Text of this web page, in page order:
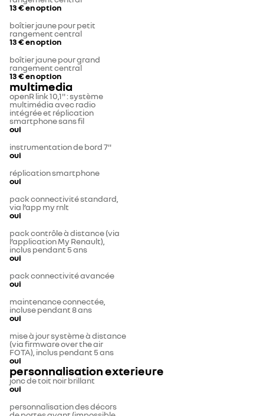
13 €en option
boîtier jaune pour petit
rangement central
13 €en option
boîtier jaune pour grand
rangement central
13 €en option
multimedia
openR link 10,1'' : système
multimédia avec radio
intégrée et réplication
smartphone sans fil
oui
instrumentation de bord 7''
oui
réplication smartphone
oui
pack connectivité standard,
via l’app my rnlt
oui
pack contrôle à distance (via
l’application My Renault),
inclus pendant 5 ans
oui
pack connectivité avancée
oui
maintenance connectée,
incluse pendant 8 ans
oui
mise à jour système à distance
(via firmware over the air
FOTA), inclus pendant 5 ans
oui
personnalisation exterieure
jonc de toit noir brillant
oui
personnalisation des décors